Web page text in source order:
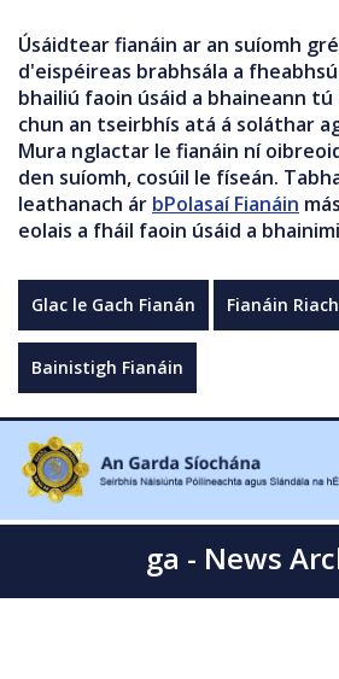
Úsáidtear fianáin ar an suíomh
d'eispéireas brabhsála a
bhailiú faoin úsáid a bhaineann tú
chun an tseirbhís atá á soláthar
Mura nglactar le fianáin ní
den suíomh, cosúil le físeán.
leathanach ár bPolasaí Fianáin
eolais a fháil faoin úsáid a
Glac le Gach Fianán Fianáin
Bainistigh Fianáin
ga - News